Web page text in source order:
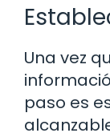
Una vez
paso es